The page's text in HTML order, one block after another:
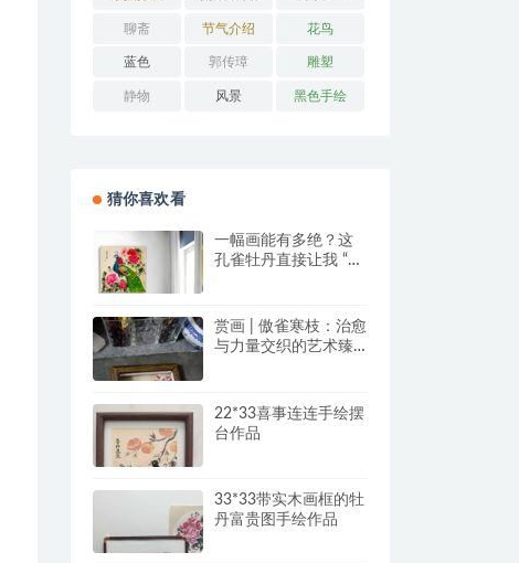
物
聊斋 节气介绍 花鸟
蓝色 郭传璋 雕塑
静物 风景 黑色手绘
猜你喜欢看
一幅画能有多绝？这
孔雀牡丹直接让我 “哇
赏画 | 傲雀寒枝：治愈
与力量交织的艺术臻
22*33喜事连连手绘摆
台作品
33*33带实木画框的牡
丹富贵图手绘作品